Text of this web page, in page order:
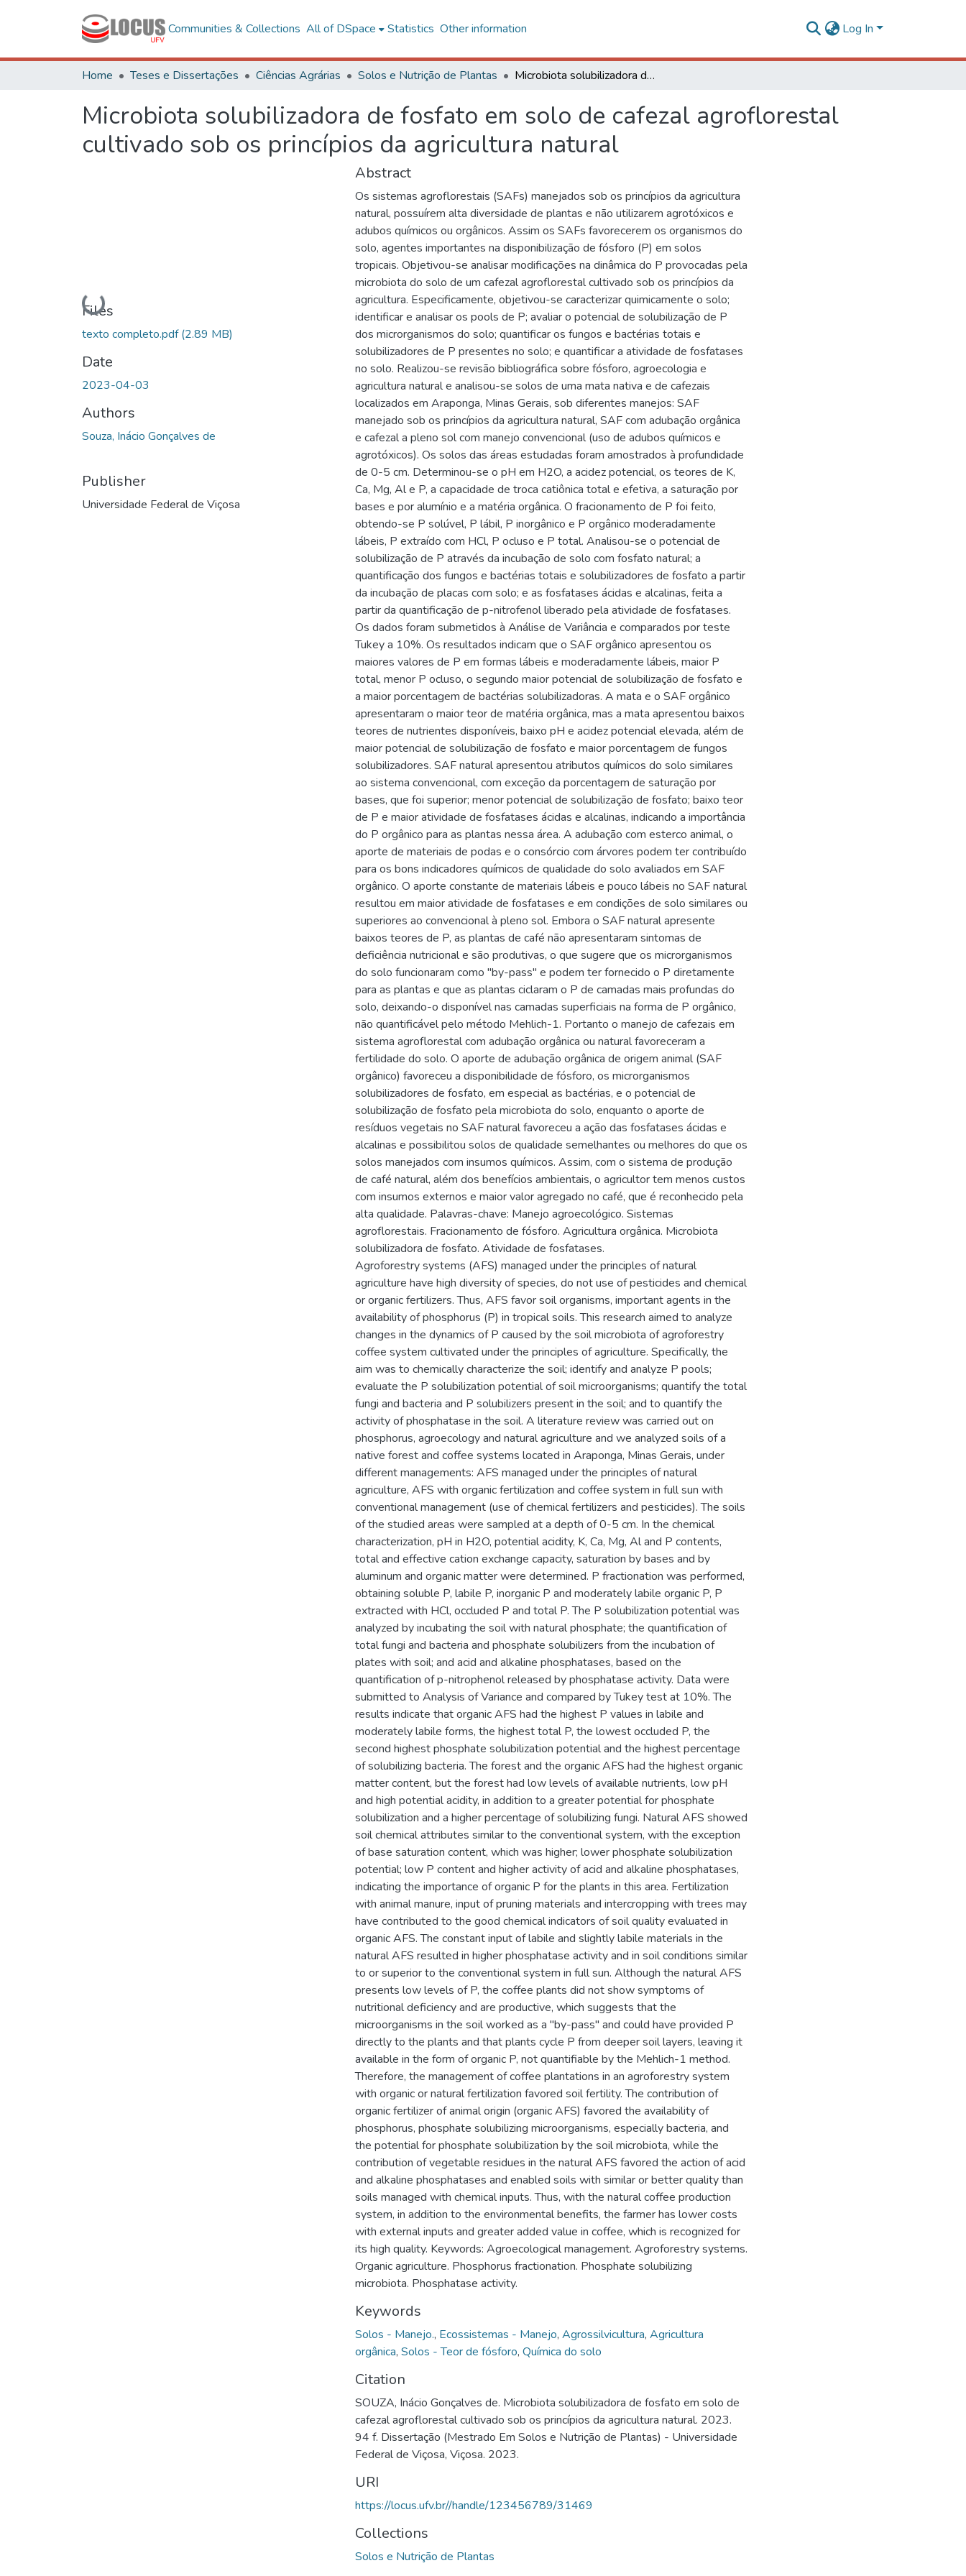
Communities & Collections All of DSpace Statistics Other information Log In
Home Teses e Dissertações Ciências Agrárias Solos e Nutrição de Plantas Microbiota solubilizadora de fosfato em solo de cafezal agroflorestal cultivado sob os princípios da agricultura natural
Microbiota solubilizadora de fosfato em solo de cafezal agroflorestal
cultivado sob os princípios da agricultura natural
Loading...
Files
texto completo.pdf(2.89 MB)
Date
2023-04-03
Authors
Souza, Inácio Gonçalves de
Publisher
Universidade Federal de Viçosa
Abstract
Os sistemas agroflorestais (SAFs) manejados sob os princípios da agricultura
natural, possuírem alta diversidade de plantas e não utilizarem agrotóxicos e
adubos químicos ou orgânicos. Assim os SAFs favorecerem os organismos do
solo, agentes importantes na disponibilização de fósforo (P) em solos
tropicais. Objetivou-se analisar modificações na dinâmica do P provocadas pela
microbiota do solo de um cafezal agroflorestal cultivado sob os princípios da
agricultura. Especificamente, objetivou-se caracterizar quimicamente o solo;
identificar e analisar os pools de P; avaliar o potencial de solubilização de P
dos microrganismos do solo; quantificar os fungos e bactérias totais e
solubilizadores de P presentes no solo; e quantificar a atividade de fosfatases
no solo. Realizou-se revisão bibliográfica sobre fósforo, agroecologia e
agricultura natural e analisou-se solos de uma mata nativa e de cafezais
localizados em Araponga, Minas Gerais, sob diferentes manejos: SAF
manejado sob os princípios da agricultura natural, SAF com adubação orgânica
e cafezal a pleno sol com manejo convencional (uso de adubos químicos e
agrotóxicos). Os solos das áreas estudadas foram amostrados à profundidade
de 0-5 cm. Determinou-se o pH em H2O, a acidez potencial, os teores de K,
Ca, Mg, Al e P, a capacidade de troca catiônica total e efetiva, a saturação por
bases e por alumínio e a matéria orgânica. O fracionamento de P foi feito,
obtendo-se P solúvel, P lábil, P inorgânico e P orgânico moderadamente
lábeis, P extraído com HCl, P ocluso e P total. Analisou-se o potencial de
solubilização de P através da incubação de solo com fosfato natural; a
quantificação dos fungos e bactérias totais e solubilizadores de fosfato a partir
da incubação de placas com solo; e as fosfatases ácidas e alcalinas, feita a
partir da quantificação de p-nitrofenol liberado pela atividade de fosfatases.
Os dados foram submetidos à Análise de Variância e comparados por teste
Tukey a 10%. Os resultados indicam que o SAF orgânico apresentou os
maiores valores de P em formas lábeis e moderadamente lábeis, maior P
total, menor P ocluso, o segundo maior potencial de solubilização de fosfato e
a maior porcentagem de bactérias solubilizadoras. A mata e o SAF orgânico
apresentaram o maior teor de matéria orgânica, mas a mata apresentou baixos
teores de nutrientes disponíveis, baixo pH e acidez potencial elevada, além de
maior potencial de solubilização de fosfato e maior porcentagem de fungos
solubilizadores. SAF natural apresentou atributos químicos do solo similares
ao sistema convencional, com exceção da porcentagem de saturação por
bases, que foi superior; menor potencial de solubilização de fosfato; baixo teor
de P e maior atividade de fosfatases ácidas e alcalinas, indicando a importância
do P orgânico para as plantas nessa área. A adubação com esterco animal, o
aporte de materiais de podas e o consórcio com árvores podem ter contribuído
para os bons indicadores químicos de qualidade do solo avaliados em SAF
orgânico. O aporte constante de materiais lábeis e pouco lábeis no SAF natural
resultou em maior atividade de fosfatases e em condições de solo similares ou
superiores ao convencional à pleno sol. Embora o SAF natural apresente
baixos teores de P, as plantas de café não apresentaram sintomas de
deficiência nutricional e são produtivas, o que sugere que os microrganismos
do solo funcionaram como "by-pass" e podem ter fornecido o P diretamente
para as plantas e que as plantas ciclaram o P de camadas mais profundas do
solo, deixando-o disponível nas camadas superficiais na forma de P orgânico,
não quantificável pelo método Mehlich-1. Portanto o manejo de cafezais em
sistema agroflorestal com adubação orgânica ou natural favoreceram a
fertilidade do solo. O aporte de adubação orgânica de origem animal (SAF
orgânico) favoreceu a disponibilidade de fósforo, os microrganismos
solubilizadores de fosfato, em especial as bactérias, e o potencial de
solubilização de fosfato pela microbiota do solo, enquanto o aporte de
resíduos vegetais no SAF natural favoreceu a ação das fosfatases ácidas e
alcalinas e possibilitou solos de qualidade semelhantes ou melhores do que os
solos manejados com insumos químicos. Assim, com o sistema de produção
de café natural, além dos benefícios ambientais, o agricultor tem menos custos
com insumos externos e maior valor agregado no café, que é reconhecido pela
alta qualidade. Palavras-chave: Manejo agroecológico. Sistemas
agroflorestais. Fracionamento de fósforo. Agricultura orgânica. Microbiota
solubilizadora de fosfato. Atividade de fosfatases.
Agroforestry systems (AFS) managed under the principles of natural
agriculture have high diversity of species, do not use of pesticides and chemical
or organic fertilizers. Thus, AFS favor soil organisms, important agents in the
availability of phosphorus (P) in tropical soils. This research aimed to analyze
changes in the dynamics of P caused by the soil microbiota of agroforestry
coffee system cultivated under the principles of agriculture. Specifically, the
aim was to chemically characterize the soil; identify and analyze P pools;
evaluate the P solubilization potential of soil microorganisms; quantify the total
fungi and bacteria and P solubilizers present in the soil; and to quantify the
activity of phosphatase in the soil. A literature review was carried out on
phosphorus, agroecology and natural agriculture and we analyzed soils of a
native forest and coffee systems located in Araponga, Minas Gerais, under
different managements: AFS managed under the principles of natural
agriculture, AFS with organic fertilization and coffee system in full sun with
conventional management (use of chemical fertilizers and pesticides). The soils
of the studied areas were sampled at a depth of 0-5 cm. In the chemical
characterization, pH in H2O, potential acidity, K, Ca, Mg, Al and P contents,
total and effective cation exchange capacity, saturation by bases and by
aluminum and organic matter were determined. P fractionation was performed,
obtaining soluble P, labile P, inorganic P and moderately labile organic P, P
extracted with HCl, occluded P and total P. The P solubilization potential was
analyzed by incubating the soil with natural phosphate; the quantification of
total fungi and bacteria and phosphate solubilizers from the incubation of
plates with soil; and acid and alkaline phosphatases, based on the
quantification of p-nitrophenol released by phosphatase activity. Data were
submitted to Analysis of Variance and compared by Tukey test at 10%. The
results indicate that organic AFS had the highest P values in labile and
moderately labile forms, the highest total P, the lowest occluded P, the
second highest phosphate solubilization potential and the highest percentage
of solubilizing bacteria. The forest and the organic AFS had the highest organic
matter content, but the forest had low levels of available nutrients, low pH
and high potential acidity, in addition to a greater potential for phosphate
solubilization and a higher percentage of solubilizing fungi. Natural AFS showed
soil chemical attributes similar to the conventional system, with the exception
of base saturation content, which was higher; lower phosphate solubilization
potential; low P content and higher activity of acid and alkaline phosphatases,
indicating the importance of organic P for the plants in this area. Fertilization
with animal manure, input of pruning materials and intercropping with trees may
have contributed to the good chemical indicators of soil quality evaluated in
organic AFS. The constant input of labile and slightly labile materials in the
natural AFS resulted in higher phosphatase activity and in soil conditions similar
to or superior to the conventional system in full sun. Although the natural AFS
presents low levels of P, the coffee plants did not show symptoms of
nutritional deficiency and are productive, which suggests that the
microorganisms in the soil worked as a "by-pass" and could have provided P
directly to the plants and that plants cycle P from deeper soil layers, leaving it
available in the form of organic P, not quantifiable by the Mehlich-1 method.
Therefore, the management of coffee plantations in an agroforestry system
with organic or natural fertilization favored soil fertility. The contribution of
organic fertilizer of animal origin (organic AFS) favored the availability of
phosphorus, phosphate solubilizing microorganisms, especially bacteria, and
the potential for phosphate solubilization by the soil microbiota, while the
contribution of vegetable residues in the natural AFS favored the action of acid
and alkaline phosphatases and enabled soils with similar or better quality than
soils managed with chemical inputs. Thus, with the natural coffee production
system, in addition to the environmental benefits, the farmer has lower costs
with external inputs and greater added value in coffee, which is recognized for
its high quality. Keywords: Agroecological management. Agroforestry systems.
Organic agriculture. Phosphorus fractionation. Phosphate solubilizing
microbiota. Phosphatase activity.
Keywords
Solos - Manejo., Ecossistemas - Manejo, Agrossilvicultura, Agricultura
orgânica, Solos - Teor de fósforo, Química do solo
Citation
SOUZA, Inácio Gonçalves de. Microbiota solubilizadora de fosfato em solo de
cafezal agroflorestal cultivado sob os princípios da agricultura natural. 2023.
94 f. Dissertação (Mestrado Em Solos e Nutrição de Plantas) - Universidade
Federal de Viçosa, Viçosa. 2023.
URI
https://locus.ufv.br//handle/123456789/31469
Collections
Solos e Nutrição de Plantas